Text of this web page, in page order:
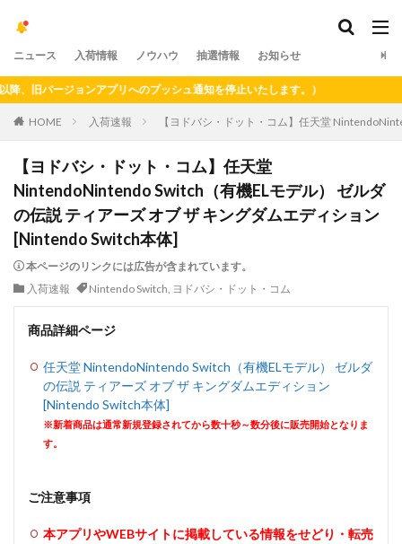
ニュース 入荷情報 ノウハウ 抽選情報 お知らせ
ージョンアプリへのプッシュ通知を停止いたします。）
HOME 入荷速報 【ヨドバシ・ドット・コム】任天堂
【ヨドバシ・ドット・コム】任天堂
NintendoNintendo Switch（有機ELモデル） ゼルダ
の伝説 ティアーズ オブ ザ キングダムエディション
[Nintendo Switch本体]
本ページのリンクには広告が含まれています。
入荷速報
Nintendo Switch, ヨドバシ・ドット・コム
商品詳細ページ
任天堂 NintendoNintendo Switch（有機ELモデル） ゼルダ
の伝説 ティアーズ オブ ザ キングダムエディション
[Nintendo Switch本体]
※新着商品は通常新規登録されてから数十秒～数分後に販売開始となりま
す。
ご注意事項
本アプリやWEBサイトに掲載している情報をせどり・転売